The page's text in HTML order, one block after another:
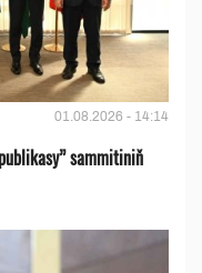
01.08.2026 - 14:14
sammitiniň